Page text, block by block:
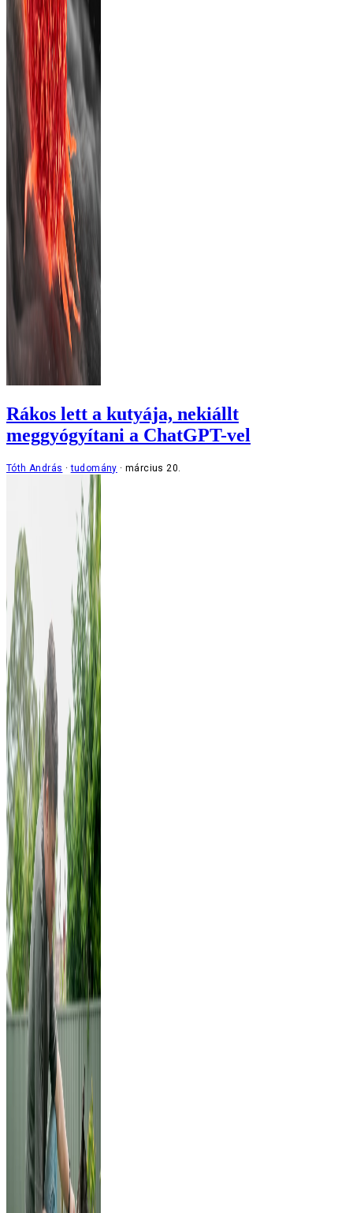
Rákos lett a kutyája, nekiállt
meggyógyítani a ChatGPT-vel
Tóth András tudomány március 20.